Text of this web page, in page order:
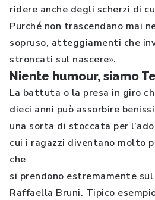
ridere anche degli scherzi di
Purché non trascendano mai
sopruso, atteggiamenti che
stroncati sul nascere».
Niente humour, siamo
La battuta o la presa in giro
dieci anni può assorbire
una sorta di stoccata per
cui i ragazzi diventano molto
che
si prendono estremamente sul
Raffaella Bruni. Tipico